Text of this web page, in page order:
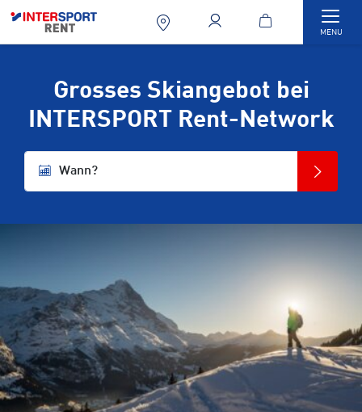
MENU
Grosses Skiangebot bei
INTERSPORT Rent-Network
Wann?